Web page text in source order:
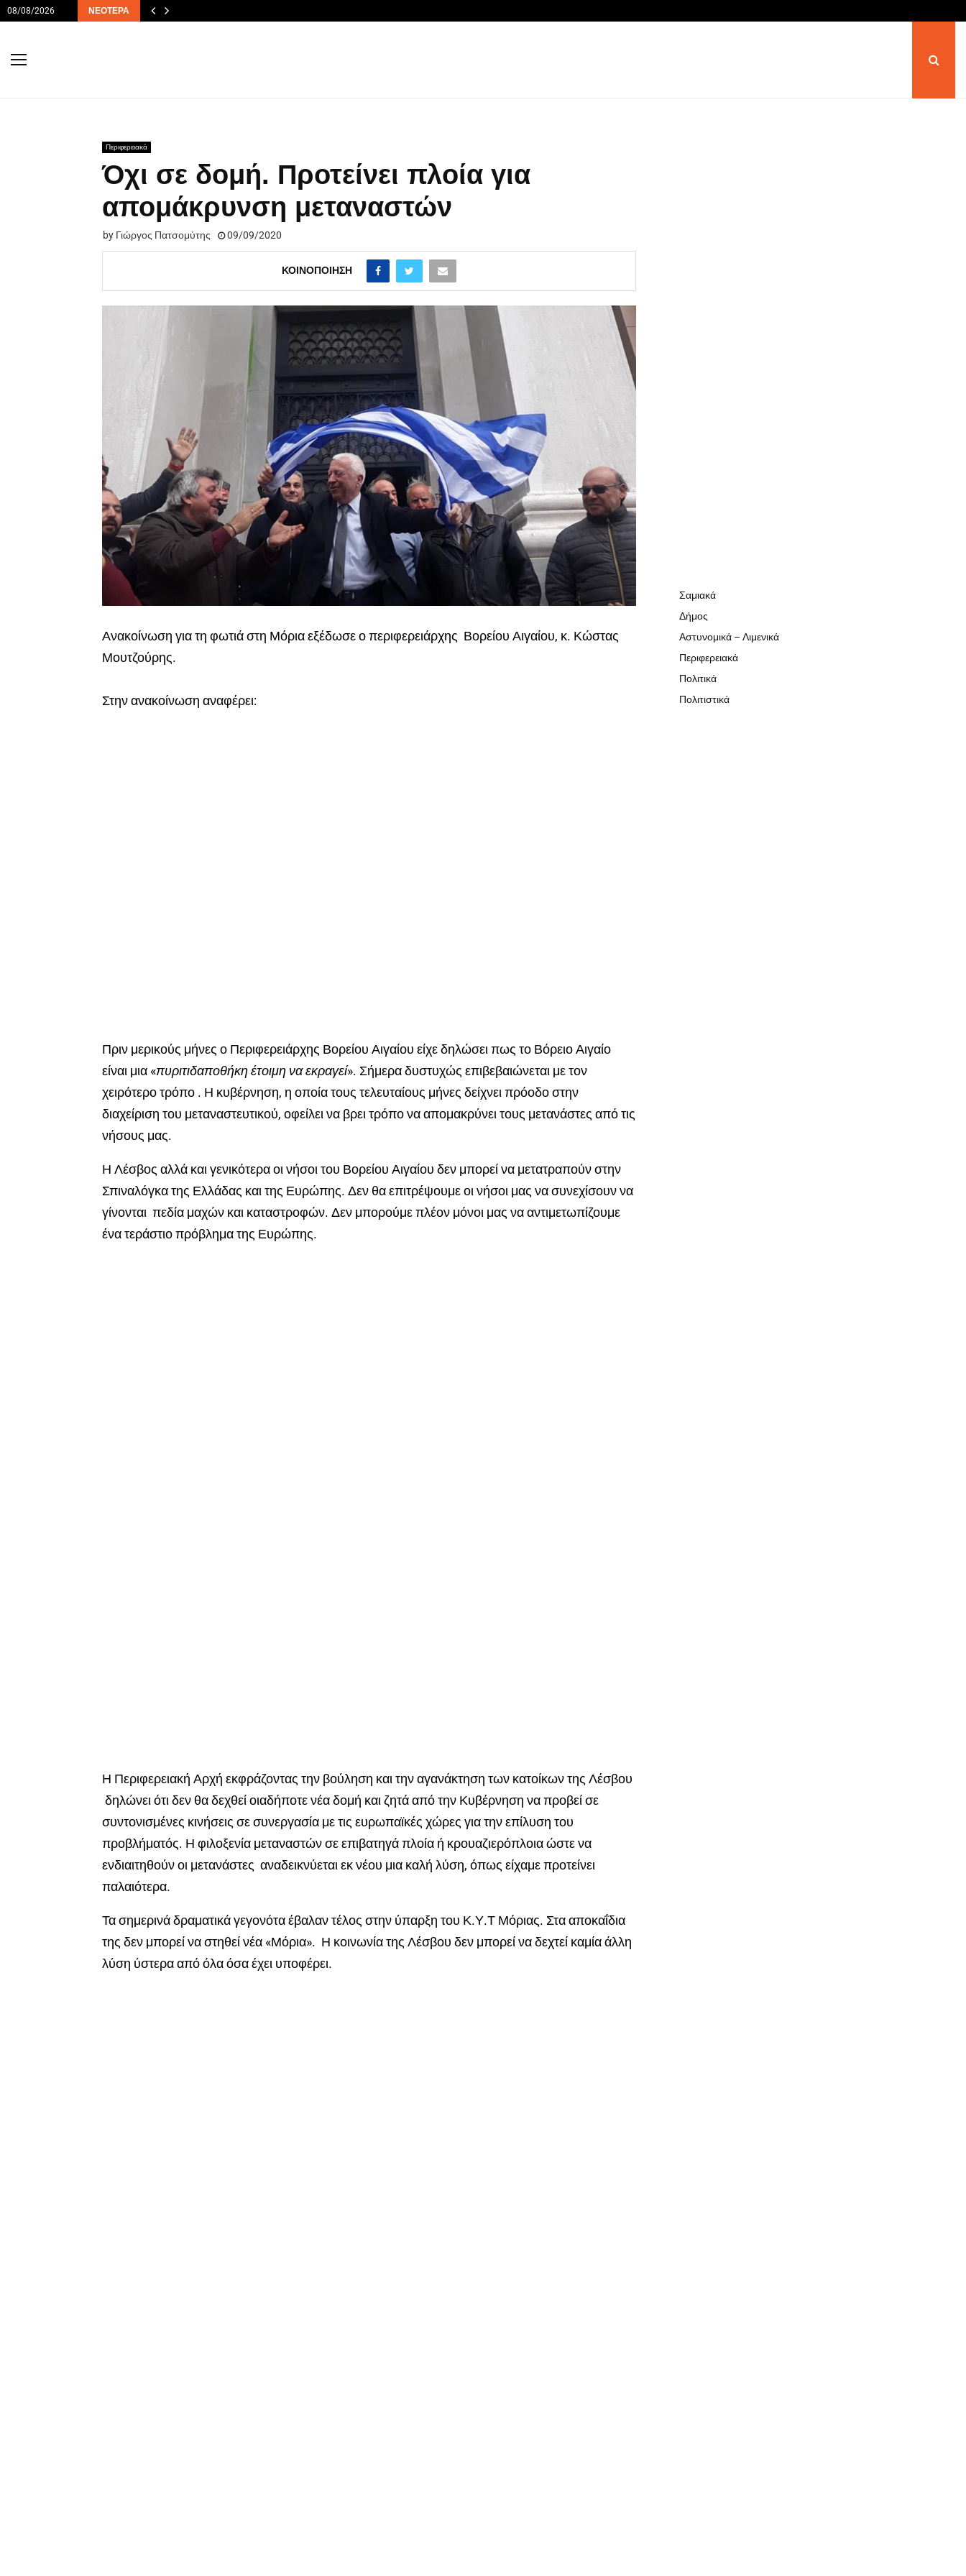
08/08/2026 ΝΕΌΤΕΡΑ
Περιφερειακά
Όχι σε δομή. Προτείνει πλοία για
απομάκρυνση μεταναστών
by Γιώργος Πατσομύτης 09/09/2020
ΚΟΙΝΟΠΟΊΗΣΗ
Ανακοίνωση για τη φωτιά στη Μόρια εξέδωσε ο περιφερειάρχης Βορείου Αιγαίου, κ. Κώστας
Μουτζούρης.
Στην ανακοίνωση αναφέρει:
Πριν μερικούς μήνες ο Περιφερειάρχης Βορείου Αιγαίου είχε δηλώσει πως το Βόρειο Αιγαίο
είναι μια «πυριτιδαποθήκη έτοιμη να εκραγεί». Σήμερα δυστυχώς επιβεβαιώνεται με τον
χειρότερο τρόπο . Η κυβέρνηση, η οποία τους τελευταίους μήνες δείχνει πρόοδο στην
διαχείριση του μεταναστευτικού, οφείλει να βρει τρόπο να απομακρύνει τους μετανάστες από τις
νήσους μας.
Η Λέσβος αλλά και γενικότερα οι νήσοι του Βορείου Αιγαίου δεν μπορεί να μετατραπούν στην
Σπιναλόγκα της Ελλάδας και της Ευρώπης. Δεν θα επιτρέψουμε οι νήσοι μας να συνεχίσουν να
γίνονται πεδία μαχών και καταστροφών. Δεν μπορούμε πλέον μόνοι μας να αντιμετωπίζουμε
ένα τεράστιο πρόβλημα της Ευρώπης.
Η Περιφερειακή Αρχή εκφράζοντας την βούληση και την αγανάκτηση των κατοίκων της Λέσβου
δηλώνει ότι δεν θα δεχθεί οιαδήποτε νέα δομή και ζητά από την Κυβέρνηση να προβεί σε
συντονισμένες κινήσεις σε συνεργασία με τις ευρωπαϊκές χώρες για την επίλυση του
προβλήματός. Η φιλοξενία μεταναστών σε επιβατηγά πλοία ή κρουαζιερόπλοια ώστε να
ενδιαιτηθούν οι μετανάστες αναδεικνύεται εκ νέου μια καλή λύση, όπως είχαμε προτείνει
παλαιότερα.
Τα σημερινά δραματικά γεγονότα έβαλαν τέλος στην ύπαρξη του Κ.Υ.Τ Μόριας. Στα αποκαΐδια
της δεν μπορεί να στηθεί νέα «Μόρια». Η κοινωνία της Λέσβου δεν μπορεί να δεχτεί καμία άλλη
λύση ύστερα από όλα όσα έχει υποφέρει.
Σαμιακά
Δήμος
Αστυνομικά – Λιμενικά
Περιφερειακά
Πολιτικά
Πολιτιστικά